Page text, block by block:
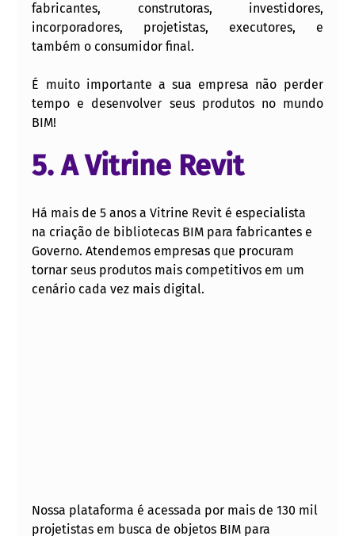
fabricantes, construtoras, investidores,
incorporadores, projetistas, executores, e
também o consumidor final.
É muito importante a sua empresa não perder
tempo e desenvolver seus produtos no mundo
BIM!
5. A Vitrine Revit
Há mais de 5 anos a Vitrine Revit é especialista
na criação de bibliotecas BIM para fabricantes e
Governo. Atendemos empresas que procuram
tornar seus produtos mais competitivos em um
cenário cada vez mais digital.
Nossa plataforma é acessada por mais de 130 mil
projetistas em busca de objetos BIM para